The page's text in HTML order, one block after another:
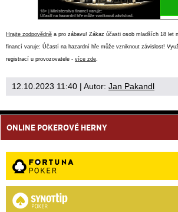
Hrajte zodpovědně a pro zábavu! Zákaz účasti osob mladších 18 let
financí varuje: Účastí na hazardní hře může vzniknout závislost!
registrací u provozovatele - více zde.
12.10.2023 11:40 | Autor: Jan Pakandl
ONLINE POKEROVÉ HERNY